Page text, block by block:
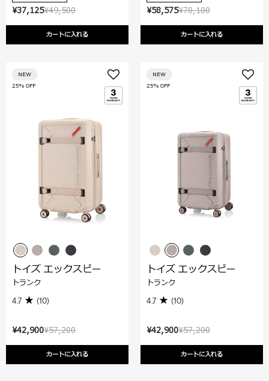
¥49,500
¥37,125
カートに入れる
¥78,100
¥58,575
カートに入れる
¥57,200
¥42,900
カートに入れる
25% OFF
NEW
トイズ エックスピー
トランク
4.7 (10)
¥57,200
¥42,900
カートに入れる
25% OFF
NEW
トイズ エックスピー
トランク
4.7 (10)